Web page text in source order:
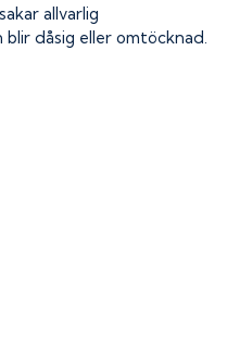
allvarlig
dåsig eller omtöcknad.